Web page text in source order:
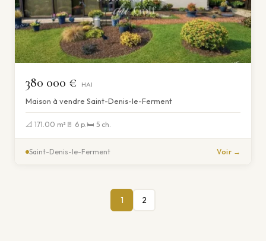
380 000 € HAI
Maison à vendre Saint-Denis-le-Ferment
📐 171.00 m² 🚪 6 p.🛏 5 ch.
Saint-Denis-le-Ferment Voir →
1 2